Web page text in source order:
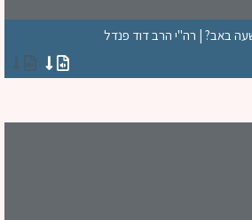
באב? | רה"י הרב דוד פנדל